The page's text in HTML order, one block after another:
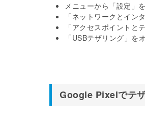
メニューから「設定」
「ネットワークとイン
「アクセスポイントと
「USBテザリング」を
Google Pixelでテ